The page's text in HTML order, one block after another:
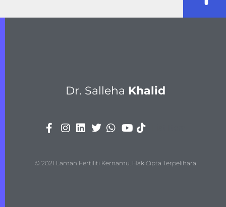
Dr. Salleha Khalid
© 2021 Laman Fertiliti Kernamu. Hak Cipta Terpelihara